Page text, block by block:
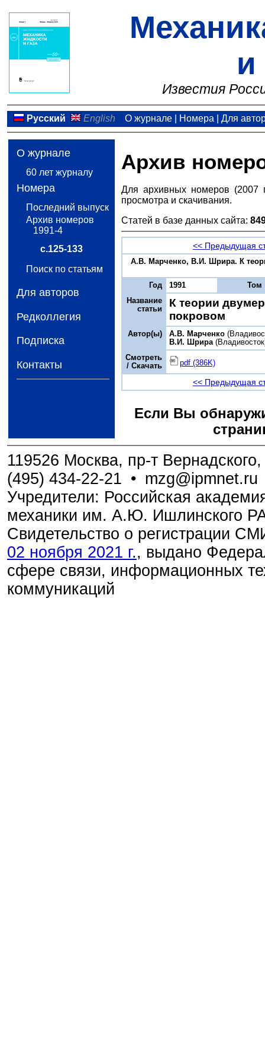
и
Известия
Русский English О журнале| Номера Для
О журнале
60 лет журналу
Номера
Последний выпуск
Архив номеров
1991-4
с.125-133
Поиск по статьям
Для авторов
Редколлегия
Подписка
Контакты
Архив
Для архивных номеров (2007
просмотра и скачивания.
Статей в базе данных сайта:
<< Предыдущая
А.В. Марченко, В.И. Шрира. К
Год 1991
Том
Название
статьи
К теории
покровом
Автор(ы) А.В. Марченко
В.И. Шрира
Смотреть
/ Скачать
pdf (386K)
<< Предыдущая
Если Вы
119526 Москва, пр-т
(495) 434-22-21 • mzg@ipmnet.ru
Учредители: Российская
механики им. А.Ю. Ишлинского
Свидетельство о регистрации
02 ноября 2021 г., выдано
сфере связи, информационных
коммуникаций